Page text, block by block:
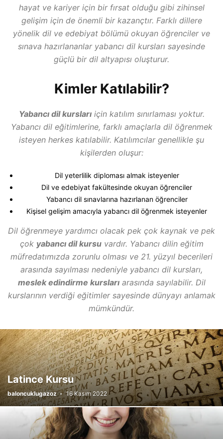
hayat ve kariyer için bir fırsat olduğu gibi zihinsel
gelişim için de önemli bir kazançtır. Farklı dillere
yönelik dil ve edebiyat bölümü okuyan öğrenciler ve
sınava hazırlananlar yabancı dil kursları sayesinde
güçlü bir dil altyapısı oluşturur.
Kimler Katılabilir?
Yabancı dil kurslarıiçin katılım sınırlaması yoktur.
Yabancı dil eğitimlerine, farklı amaçlarla dil öğrenmek
isteyen herkes katılabilir. Katılımcılar genellikle şu
kişilerden oluşur:
Dil yeterlilik diploması almak isteyenler
Dil ve edebiyat fakültesinde okuyan öğrenciler
Yabancı dil sınavlarına hazırlanan öğrenciler
Kişisel gelişim amacıyla yabancı dil öğrenmek isteyenler
Dil öğrenmeye yardımcı olacak pek çok kaynak ve pek
çok yabancı dil kursuvardır. Yabancı dilin eğitim
müfredatımızda zorunlu olması ve 21. yüzyıl becerileri
arasında sayılması nedeniyle yabancı dil kursları,
meslek edindirme kurslarıarasında sayılabilir. Dil
kurslarının verdiği eğitimler sayesinde dünyayı anlamak
mümkündür.
Latince Kursu
baloncuklugazoz - 16 Kasım 2022